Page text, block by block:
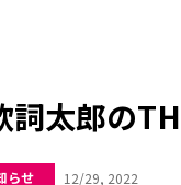
詞太郎の
らせ 12/29, 2022